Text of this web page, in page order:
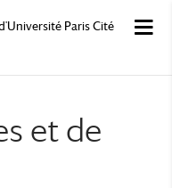
Paris Cité
et de